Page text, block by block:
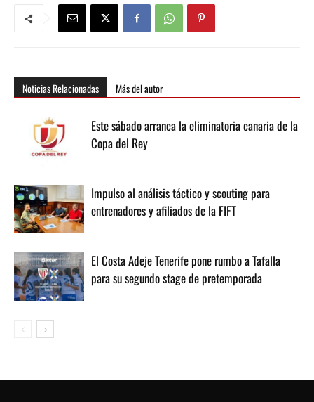
Noticias Relacionadas Más del autor
Este sábado arranca la eliminatoria canaria de la
Copa del Rey
Impulso al análisis táctico y scouting para
entrenadores y afiliados de la FIFT
El Costa Adeje Tenerife pone rumbo a Tafalla
para su segundo stage de pretemporada